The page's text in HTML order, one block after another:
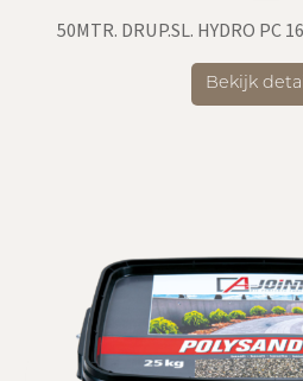
50MTR. DRUP.SL. HYDRO PC
Bekijk